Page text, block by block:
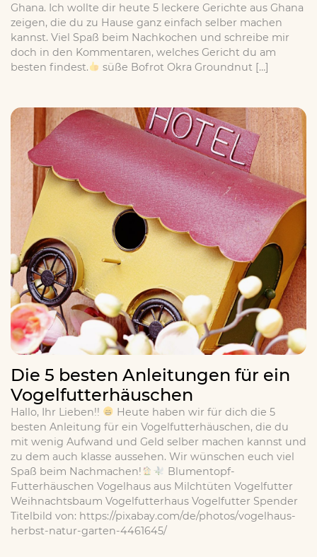
Ghana. Ich wollte dir heute 5 leckere Gerichte aus Ghana
zeigen, die du zu Hause ganz einfach selber machen
kannst. Viel Spaß beim Nachkochen und schreibe mir
doch in den Kommentaren, welches Gericht du am
besten findest.
süße Bofrot Okra Groundnut […]
Die 5 besten Anleitungen für ein
Vogelfutterhäuschen
Hallo, Ihr Lieben!!
Heute haben wir für dich die 5
besten Anleitung für ein Vogelfutterhäuschen, die du
mit wenig Aufwand und Geld selber machen kannst und
zu dem auch klasse aussehen. Wir wünschen euch viel
Spaß beim Nachmachen!
Blumentopf-
Futterhäuschen Vogelhaus aus Milchtüten Vogelfutter
Weihnachtsbaum Vogelfutterhaus Vogelfutter Spender
Titelbild von: https://pixabay.com/de/photos/vogelhaus-
herbst-natur-garten-4461645/